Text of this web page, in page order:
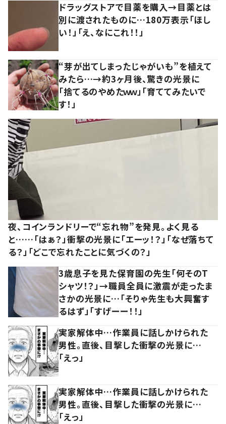
ドラッグストアで目薬を購入→目薬とは
別に渡されたものに…180万表示「ほし
い！」「え、なにこれ！！」
“芽が出てしまったじゃがいも”を植えて
みたら…→約3ヶ月後、驚きの光景に
「捨てるのやめたｗｗ」「育ててみたいで
す！」
夜、コインランドリーで“忘れ物”を発見。よく見る
と……「はぁ？」衝撃の光景に「エーッ！？」「なぜ落ちて
る？」「どこで忘れたことに気づくの？」
3歳息子を見た保育園の先生「何そのT
シャツ！？」→職員全員に激震が走ったま
さかの光景に…「そりゃ先生も大興奮す
るはず」「すげーー！！」
実家解体中…作業員に話しかけられた
男性。直後、目撃した衝撃の光景に…
「えっ」
実家解体中…作業員に話しかけられた
男性。直後、目撃した衝撃の光景に…
「えっ」